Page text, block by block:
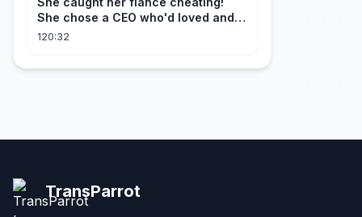
She chose a CEO who'd loved and
cherished her for years. ❤️
120:32
TransParrot